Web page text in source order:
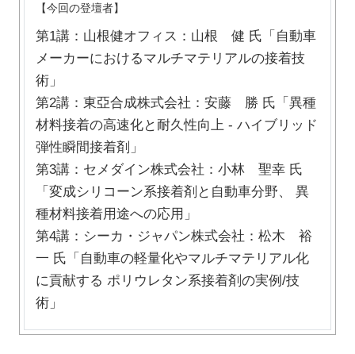
【今回の登壇者】
第1講：山根健オフィス：山根 健 氏「自動車
メーカーにおけるマルチマテリアルの接着技
術」
第2講：東亞合成株式会社：安藤 勝 氏「異種
材料接着の高速化と耐久性向上 - ハイブリッド
弾性瞬間接着剤」
第3講：セメダイン株式会社：小林 聖幸 氏
「変成シリコーン系接着剤と自動車分野、 異
種材料接着用途への応用」
第4講：シーカ・ジャパン株式会社：松木 裕
一 氏「自動車の軽量化やマルチマテリアル化
に貢献する ポリウレタン系接着剤の実例/技
術」